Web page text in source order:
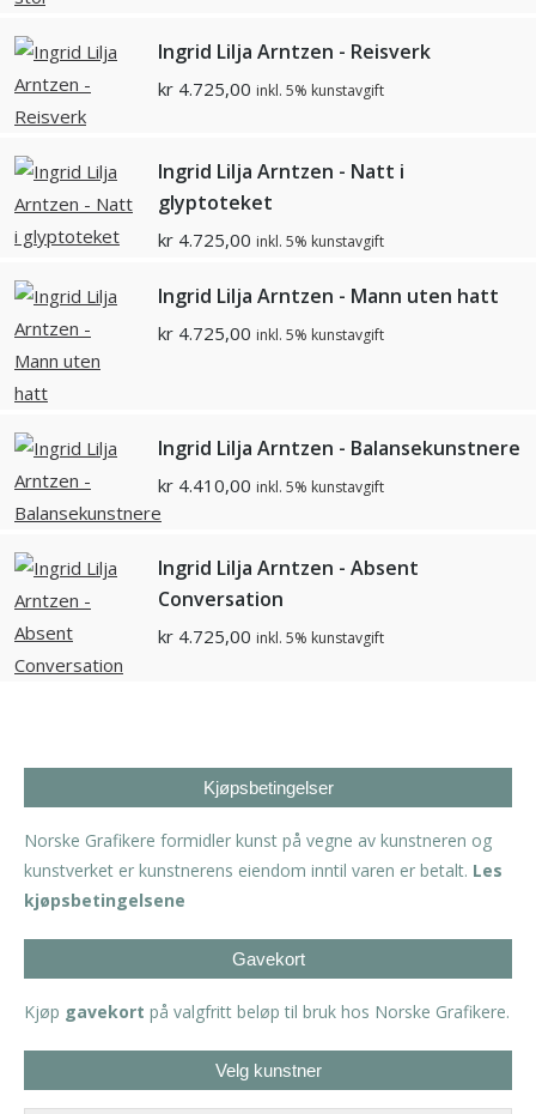
Ingrid Lilja Arntzen - Reisverk
kr 4.725,00 inkl. 5% kunstavgift
Ingrid Lilja Arntzen - Natt i
glyptoteket
kr 4.725,00 inkl. 5% kunstavgift
Ingrid Lilja Arntzen - Mann uten hatt
kr 4.725,00 inkl. 5% kunstavgift
Ingrid Lilja Arntzen - Balansekunstnere
kr 4.410,00 inkl. 5% kunstavgift
Ingrid Lilja Arntzen - Absent
Conversation
kr 4.725,00 inkl. 5% kunstavgift
Kjøpsbetingelser
Norske Grafikere formidler kunst på vegne av kunstneren og
kunstverket er kunstnerens eiendom inntil varen er betalt. Les
kjøpsbetingelsene
Gavekort
Kjøp gavekort på valgfritt beløp til bruk hos Norske Grafikere.
Velg kunstner